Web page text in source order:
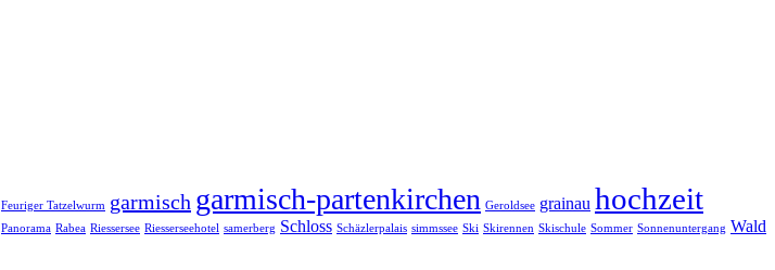
Feuriger Tatzelwurm garmisch garmisch-partenkirchen Geroldsee grainau hochzeit
Panorama Rabea Riessersee Riesserseehotel samerberg Schloss Schäzlerpalais simmssee Ski Skirennen Skischule Sommer Sonnenuntergang Wald